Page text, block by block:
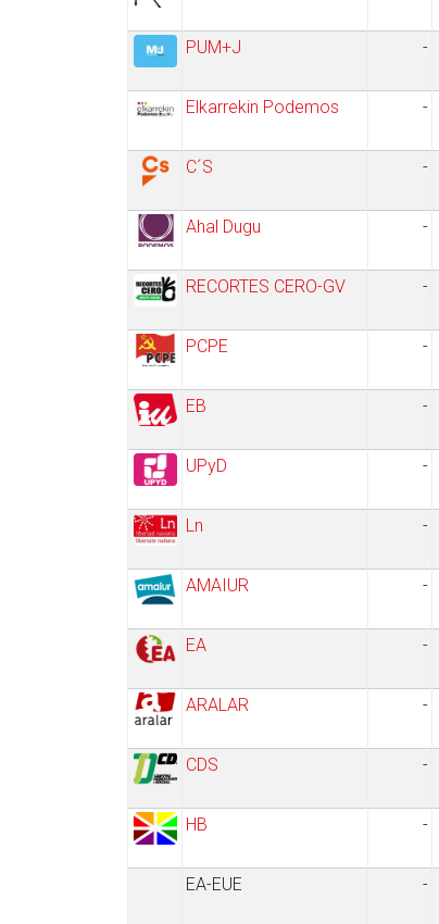
PUM+J -
Elkarrekin Podemos -
C´S -
Ahal Dugu -
RECORTES CERO-GV -
PCPE -
EB -
UPyD -
Ln -
AMAIUR -
EA -
ARALAR -
CDS -
HB -
EA-EUE -